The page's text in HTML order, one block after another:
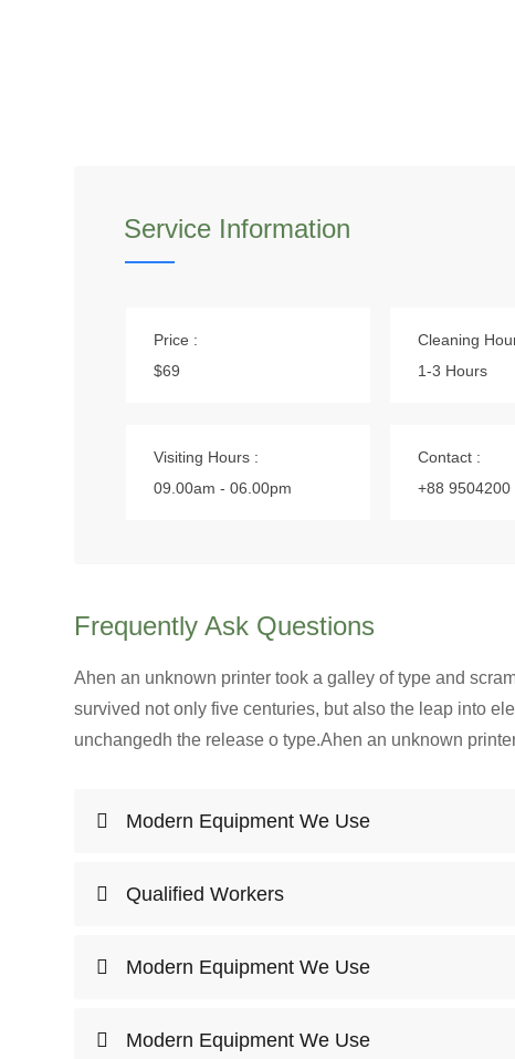
Service Information
Price :
$69
Cleaning
1-3 Hours
Visiting Hours :
09.00am - 06.00pm
Contact :
+88 9504200
Frequently Ask Questions
Ahen an unknown printer took a galley of type and
survived not only five centuries, but also the leap into
unchangedh the release o type.Ahen an unknown
Modern Equipment We Use
Qualified Workers
Modern Equipment We Use
Modern Equipment We Use